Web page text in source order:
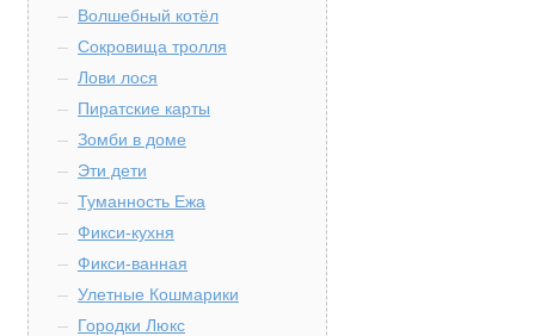
Волшебный котёл
Сокровища тролля
Лови лося
Пиратские карты
Зомби в доме
Эти дети
Туманность Ежа
Фикси-кухня
Фикси-ванная
Улетные Кошмарики
Городки Люкс